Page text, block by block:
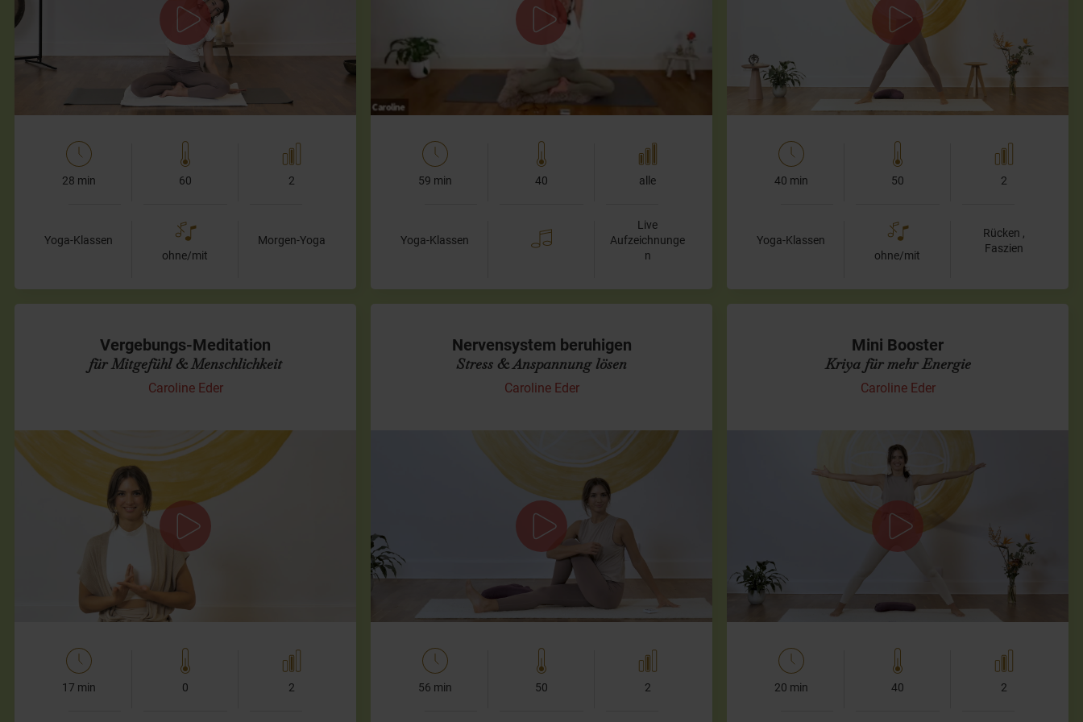
Deinen Körper gemeinsam komplett wach. Wir lockern wir
zunächst das Zwerchfell, mobilisieren den Brustkorb und…
28 min 60 2
Yoga-Klassen
ohne/mit
Morgen-Yoga
die Dich unterstützt Negativität loszulassen, die Stimmung
zu heben und Spannungen abzubauen.
Gemeinsam werden wir:
59 min 40 alle
Yoga-Klassen
Live
Aufzeichnunge
n
sonst auch viel mit der Wirbelsäule, sondern legen den
Fokus auf die Faszien - die tiefen…
40 min 50 2
Yoga-Klassen
ohne/mit
Rücken ,
Faszien
Vergebungs-Meditation
für Mitgefühl & Menschlichkeit
Caroline Eder
Pranayama-Meditation
Diese kurze Vergebungs-Meditation öffnet Dein Herz und
stärkt Mitgefühl und Menschlichkeit. Wir beginnen damit,
reinzuspüren, wem oder was du vergeben möchtest und
erlauben…
17 min 0 2
Nervensystem beruhigen
Stress & Anspannung lösen
Caroline Eder
Übungsreihe zum Runterfahren
Diese Übungsreihe wirkt beruhigend auf Dein
Nervensystem. Dazu nutzen wir unseren physischen
Körper, der Stress und Anspannung oftmals im unteren
Rücken oder Schulter-…
56 min 50 2
Mini Booster
Kriya für mehr Energie
Caroline Eder
Blockaden lösen
Mit dieser kleinen Übungsabfolge aus dem Kundalini-Yoga
hilft Dir, wenn Du das Gefühl hast, dass gerade etwas
festsitzt. Wir lösen Blockaden, egal ob auf körperlicher
oder…
20 min 40 2